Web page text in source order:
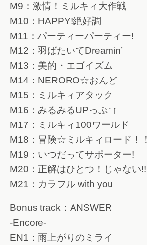
M9：激情！ミルキィ大作戦
M10：HAPPY!絶好調
M11：パーティーパーティー!
M12：羽ばたいてDreamin’
M13：美的・エゴイズム
M14：NERORO☆おんど
M15：ミルキィアタック
M16：みるみるUPっぷ↑↑
M17：ミルキィ100ワールド
M18：冒険☆ミルキィロード！！
M19：いつだってサポーター!
M20：正解はひとつ！じゃない!!
M21：カラフル with you
Bonus track：ANSWER
-Encore-
EN1：雨上がりのミライ